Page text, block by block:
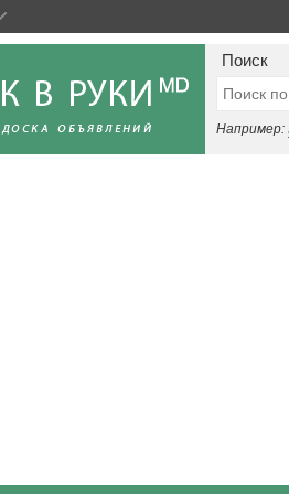
Поиск
Например: